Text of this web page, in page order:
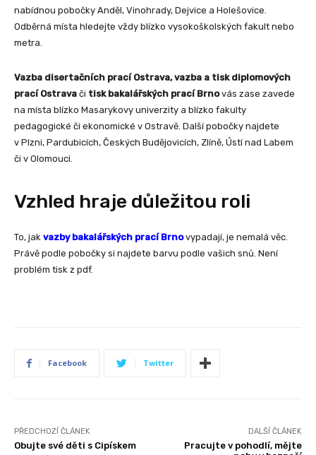
nabídnou pobočky Anděl, Vinohrady, Dejvice a Holešovice.
Odběrná místa hledejte vždy blízko vysokoškolských fakult nebo
metra.
Vazba disertačních prací Ostrava, vazba a tisk diplomových
prací Ostrava či tisk bakalářských prací Brnovás zase zavede
na místa blízko Masarykovy univerzity a blízko fakulty
pedagogické či ekonomické v Ostravě. Další pobočky najdete
v Plzni, Pardubicích, Českých Budějovicích, Zlíně, Ústí nad Labem
či v Olomouci.
Vzhled hraje důležitou roli
To, jak vazby bakalářských prací Brnovypadají, je nemalá věc.
Právě podle pobočky si najdete barvu podle vašich snů. Není
problém tisk z pdf.
Facebook Twitter
PŘEDCHOZÍ ČLÁNEK
Obujte své děti s Cipískem
DALŠÍ ČLÁNEK
Pracujte v pohodlí, mějte